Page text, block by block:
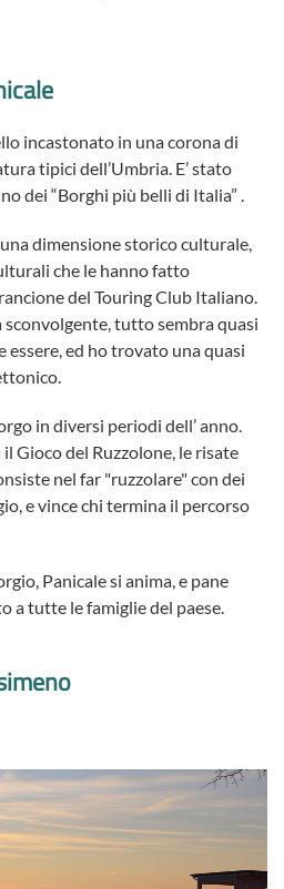
incastonato in una corona di
tipici dell’Umbria. E’ stato
dei “Borghi più belli di Italia” .
dimensione storico culturale,
che le hanno fatto
del Touring Club Italiano.
sconvolgente, tutto sembra quasi
essere, ed ho trovato una quasi
in diversi periodi dell’ anno.
Gioco del Ruzzolone, le risate
nel far "ruzzolare" con dei
e vince chi termina il percorso
Panicale si anima, e pane
a tutte le famiglie del paese.